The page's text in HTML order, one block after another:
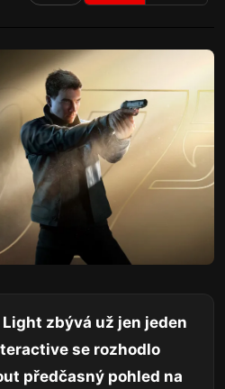
zbývá už jen jeden
se rozhodlo
předčasný pohled na